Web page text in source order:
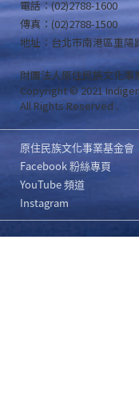
電話：(02)2788-1600
傳真：(02)2788-1500
地址：台北市南港區重陽
財團法人原住民族文化事
Copyright © 2021
All Rights Reserved .
原住民族文化事業基金會
Facebook 粉絲專頁
YouTube 頻道
Instagram